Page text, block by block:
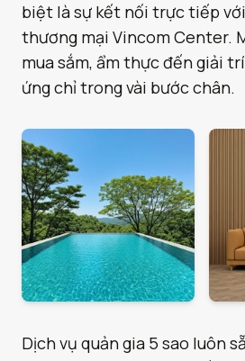
biệt là sự kết nối trực tiếp
thương mại Vincom Center.
mua sắm, ẩm thực đến giải
ứng chỉ trong vài bước chân.
Dịch vụ quản gia 5 sao luôn